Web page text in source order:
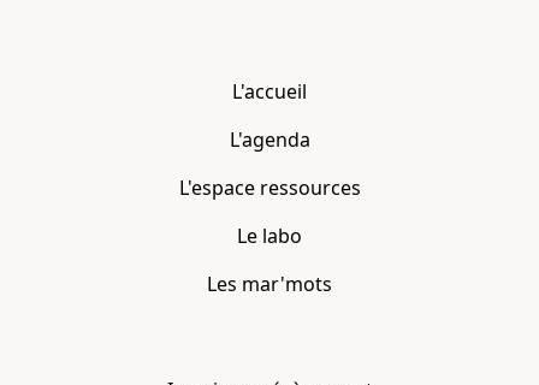
L'accueil
L'agenda
L'espace ressources
Le labo
Les mar'mots